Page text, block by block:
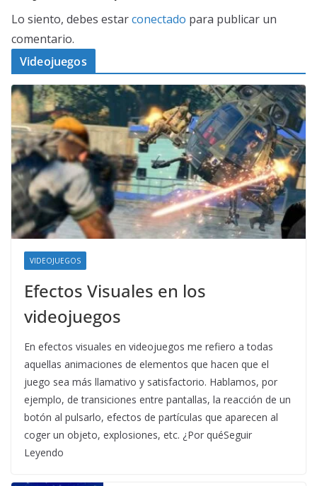
Lo siento, debes estarconectado para publicar un
comentario.
Videojuegos
VIDEOJUEGOS
Efectos Visuales en los
videojuegos
En efectos visuales en videojuegos me refiero a todas
aquellas animaciones de elementos que hacen que el
juego sea más llamativo y satisfactorio. Hablamos, por
ejemplo, de transiciones entre pantallas, la reacción de un
botón al pulsarlo, efectos de partículas que aparecen al
coger un objeto, explosiones, etc. ¿Por quéSeguir
Leyendo